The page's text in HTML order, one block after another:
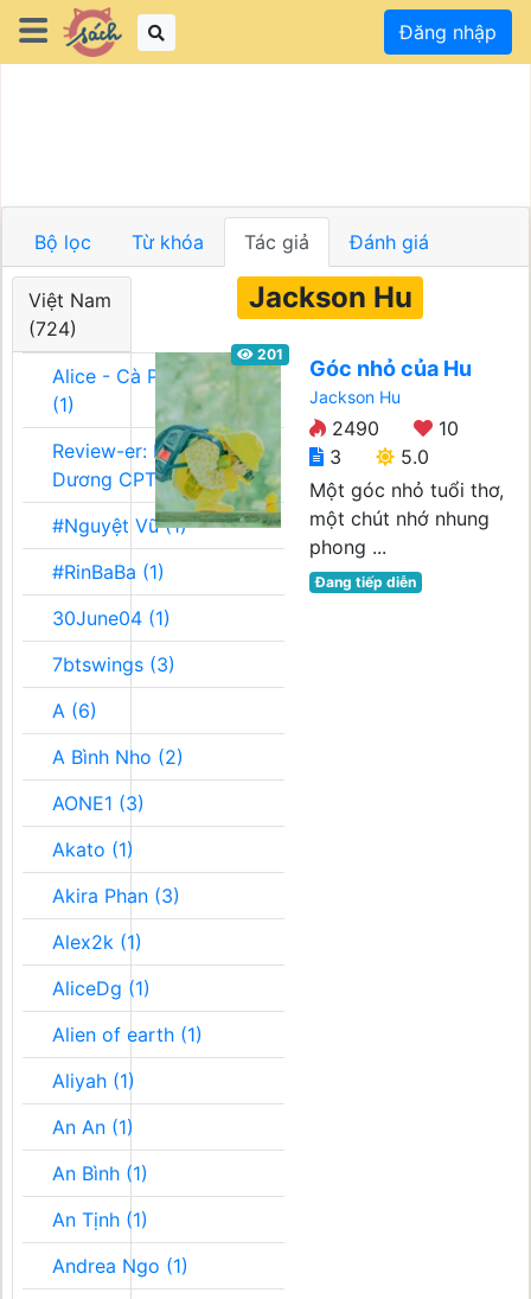
Đăng nhập
Bộ lọc Từ khóa Tác giả Đánh giá
Việt Nam
(724)
Alice - Cà Phê Team
(1)
Review-er: Dương
Dương CPT (1)
#Nguyệt Vũ (1)
#RinBaBa (1)
30June04 (1)
7btswings (3)
A (6)
A Bình Nho (2)
AONE1 (3)
Akato (1)
Akira Phan (3)
Alex2k (1)
AliceDg (1)
Alien of earth (1)
Aliyah (1)
An An (1)
An Bình (1)
An Tịnh (1)
Andrea Ngo (1)
Jackson Hu
201
Góc nhỏ của Hu
Jackson Hu
2490
10
3
5.0
Một góc nhỏ tuổi thơ,
một chút nhớ nhung
phong ...
Đang tiếp diễn